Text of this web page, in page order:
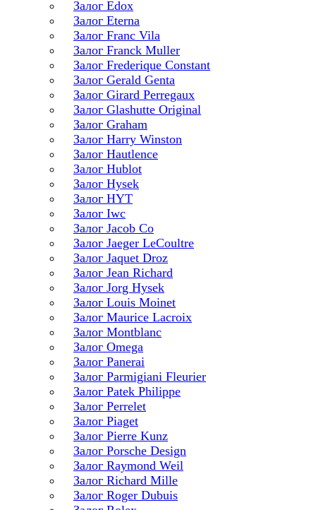
Залог Edox
Залог Eterna
Залог Franc Vila
Залог Franck Muller
Залог Frederique Constant
Залог Gerald Genta
Залог Girard Perregaux
Залог Glashutte Original
Залог Graham
Залог Harry Winston
Залог Hautlence
Залог Hublot
Залог Hysek
Залог HYT
Залог Iwc
Залог Jacob Co
Залог Jaeger LeCoultre
Залог Jaquet Droz
Залог Jean Richard
Залог Jorg Hysek
Залог Louis Moinet
Залог Maurice Lacroix
Залог Montblanc
Залог Omega
Залог Panerai
Залог Parmigiani Fleurier
Залог Patek Philippe
Залог Perrelet
Залог Piaget
Залог Pierre Kunz
Залог Porsche Design
Залог Raymond Weil
Залог Richard Mille
Залог Roger Dubuis